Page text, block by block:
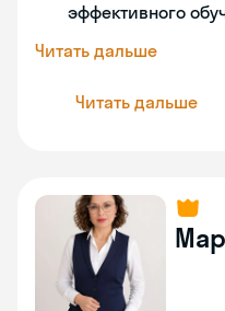
эффективного
Читать дальше
Читать дальше